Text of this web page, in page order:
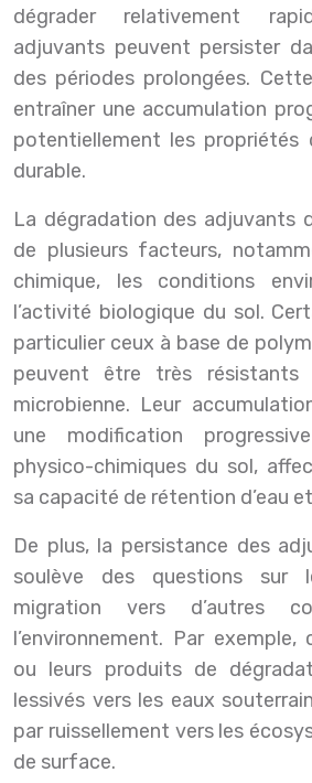
dégrader relativement
adjuvants peuvent persister
des périodes prolongées.
entraîner une accumulation
potentiellement les propriétés
durable.
La dégradation des adjuvants
de plusieurs facteurs,
chimique, les conditions
l’activité biologique du sol.
particulier ceux à base de
peuvent être très résistants
microbienne. Leur
une modification
physico-chimiques du sol,
sa capacité de rétention d’eau
De plus, la persistance des
soulève des questions sur
migration vers d’autres
l’environnement. Par
ou leurs produits de
lessivés vers les eaux
par ruissellement vers les
de surface.